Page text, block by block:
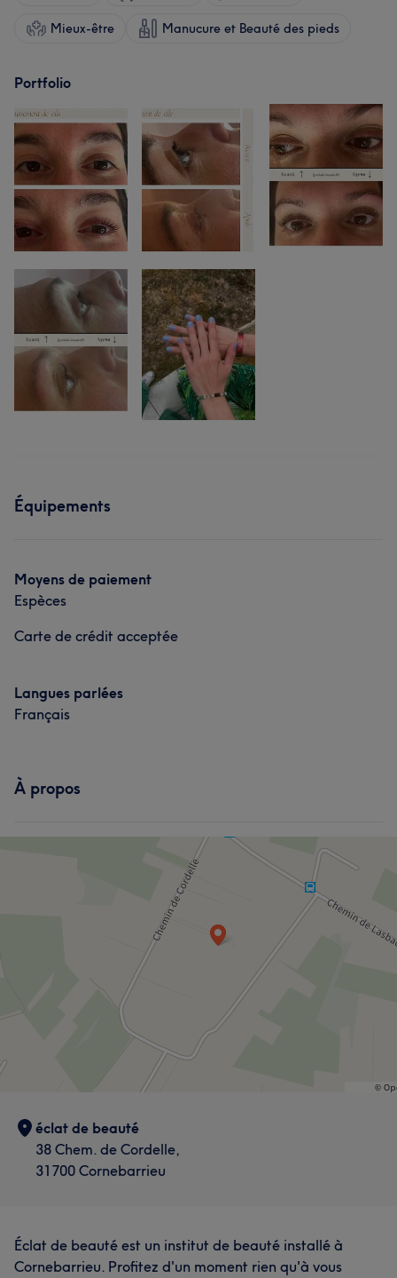
Mieux-être Manucure et Beauté des pieds
Portfolio
Équipements
Moyens de paiement
Espèces
Carte de crédit acceptée
Langues parlées
Français
À propos
éclat de beauté
38 Chem. de Cordelle,
31700 Cornebarrieu
Éclat de beauté est un institut de beauté installé à
Cornebarrieu. Profitez d'un moment rien qu'à vous